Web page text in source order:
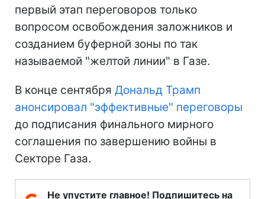
первый этап переговоров только
вопросом освобождения заложников и
созданием буферной зоны по так
называемой "желтой линии" в Газе.
В конце сентября Дональд Трамп
анонсировал "эффективные" переговоры
до подписания финального мирного
соглашения по завершению войны в
Секторе Газа.
Не упустите главное! Подпишитесь на